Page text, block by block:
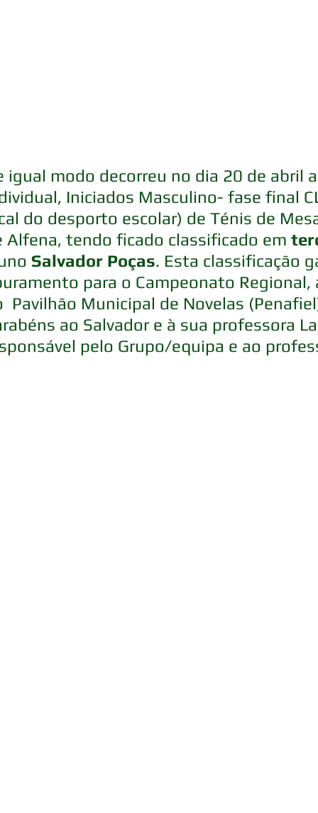
igual modo decorreu no dia 20 de abril
Iniciados Masculino- fase final
do desporto escolar) de Ténis de
Alfena, tendo ficado classificado em
Salvador Poças. Esta classificação
para o Campeonato Regional,
Pavilhão Municipal de Novelas
ao Salvador e à sua professora
pelo Grupo/equipa e ao